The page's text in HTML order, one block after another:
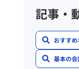
記事・
おすすめ
基本の